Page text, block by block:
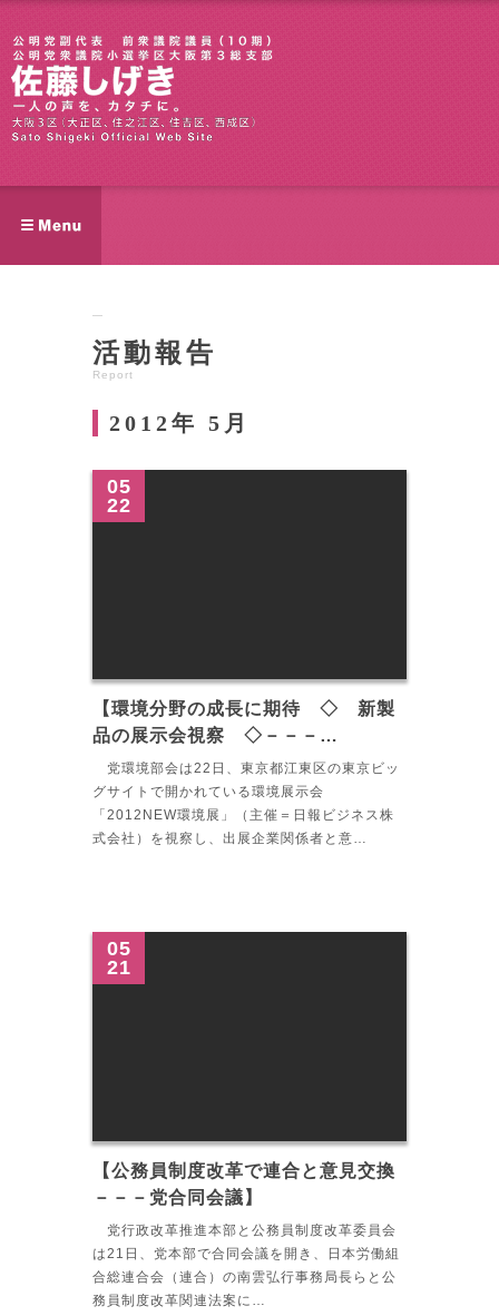
活動報告
Report
2012年 5月
05
22
【環境分野の成長に期待 ◇ 新製
品の展示会視察 ◇－－－…
党環境部会は22日、東京都江東区の東京ビッ
グサイトで開かれている環境展示会
「2012NEW環境展」（主催＝日報ビジネス株
式会社）を視察し、出展企業関係者と意…
05
21
【公務員制度改革で連合と意見交換
－－－党合同会議】
党行政改革推進本部と公務員制度改革委員会
は21日、党本部で合同会議を開き、日本労働組
合総連合会（連合）の南雲弘行事務局長らと公
務員制度改革関連法案に…